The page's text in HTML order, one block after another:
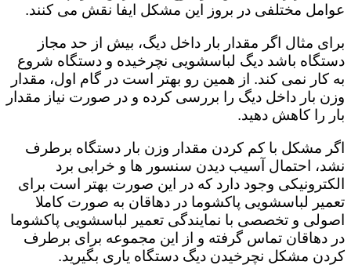
عوامل مختلفی در بروز این مشکل ایفا نقش می کنند.
برای مثال اگر مقدار بار داخل دیگ، بیش از حد مجاز
دستگاه باشد دیگ لباسشویی نچرخیده و دستگاه شروع
به کار نمی کند. از همین رو بهتر است در گام اول، مقدار
وزن بار داخل دیگ را بررسی کرده و در صورت نیاز مقدار
بار را کاهش دهید‌.
اگر مشکل با کم کردن مقدار وزن بار دستگاه برطرف
نشد، احتمال آسیب دیدن سنسور ها و خرابی برد
الکترونیکی وجود دارد که در این صورت بهتر است برای
تعمیر لباسشویی پاکشوما در دهاقان به صورت کاملا
اصولی و تخصصی با نمایندگی تعمیر لباسشویی پاکشوما
در دهاقان تماس گرفته و از این مجموعه برای برطرف
کردن مشکل نچرخیدن دیگ دستگاه یاری بگیرید.